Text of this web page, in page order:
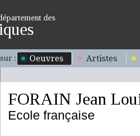
des
: Oeuvres Artistes
FORAIN Jean
Ecole française